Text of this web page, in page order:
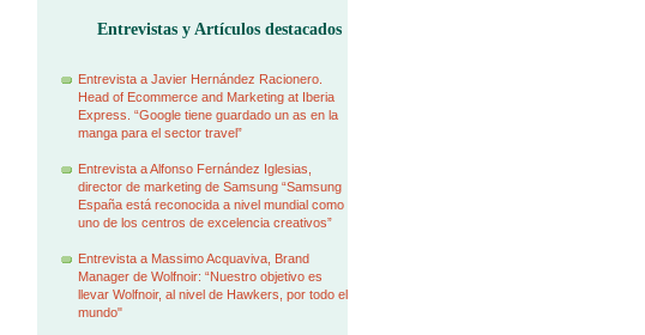
Entrevistas y Artículos destacados
Entrevista a Javier Hernández Racionero.
Head of Ecommerce and Marketing at Iberia
Express. “Google tiene guardado un as en la
manga para el sector travel”
Entrevista a Alfonso Fernández Iglesias,
director de marketing de Samsung “Samsung
España está reconocida a nivel mundial como
uno de los centros de excelencia creativos”
Entrevista a Massimo Acquaviva, Brand
Manager de Wolfnoir: “Nuestro objetivo es
llevar Wolfnoir, al nivel de Hawkers, por todo el
mundo"